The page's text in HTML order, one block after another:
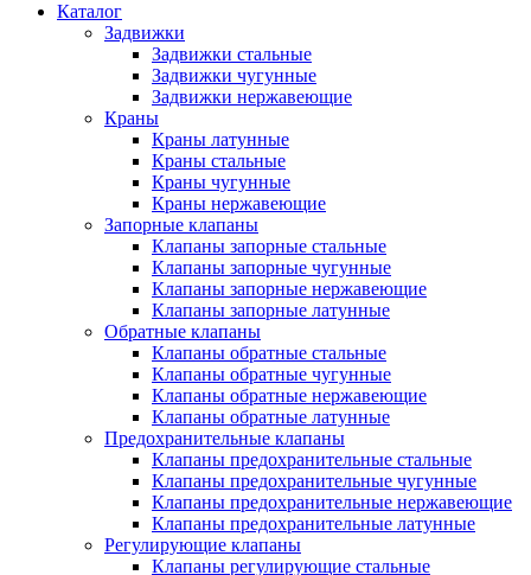
Каталог
Задвижки
Задвижки стальные
Задвижки чугунные
Задвижки нержавеющие
Краны
Краны латунные
Краны стальные
Краны чугунные
Краны нержавеющие
Запорные клапаны
Клапаны запорные стальные
Клапаны запорные чугунные
Клапаны запорные нержавеющие
Клапаны запорные латунные
Обратные клапаны
Клапаны обратные стальные
Клапаны обратные чугунные
Клапаны обратные нержавеющие
Клапаны обратные латунные
Предохранительные клапаны
Клапаны предохранительные стальные
Клапаны предохранительные чугунные
Клапаны предохранительные нержавеющие
Клапаны предохранительные латунные
Регулирующие клапаны
Клапаны регулирующие стальные